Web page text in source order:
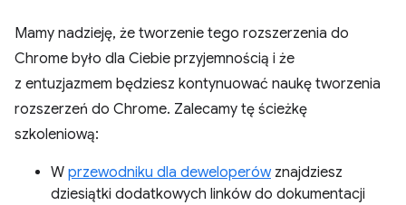
Mamy nadzieję, że tworzenie tego rozszerzenia do
Chrome było dla Ciebie przyjemnością i że
z entuzjazmem będziesz kontynuować naukę tworzenia
rozszerzeń do Chrome. Zalecamy tę ścieżkę
szkoleniową:
W przewodniku dla deweloperówznajdziesz
dziesiątki dodatkowych linków do dokumentacji